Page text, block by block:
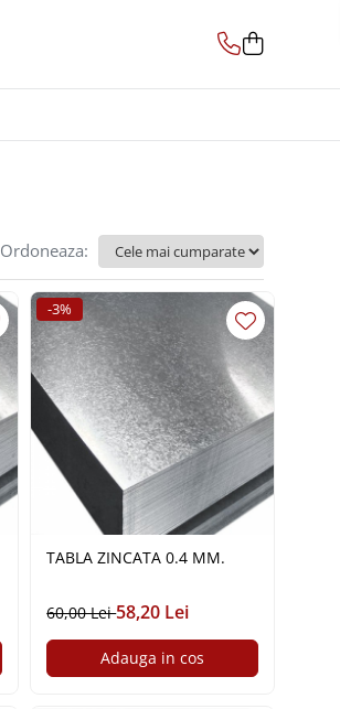
Ordoneaza:
-3%
TABLA ZINCATA 0.4 MM.
60,00 Lei58,20 Lei
Adauga in cos